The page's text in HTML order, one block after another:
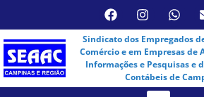
Sindicato dos Empregados
Comércio e em Empresas de
Informações e Pesquisas e
Contábeis de